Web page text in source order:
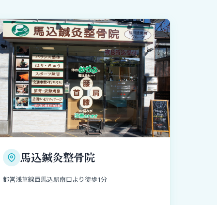
馬込鍼灸整骨院
都営浅草線西馬込駅南口より徒歩1分